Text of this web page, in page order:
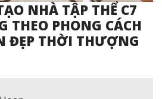
NHÀ TẬP THỂ C7
THEO PHONG CÁCH
ĐẸP THỜI THƯỢNG